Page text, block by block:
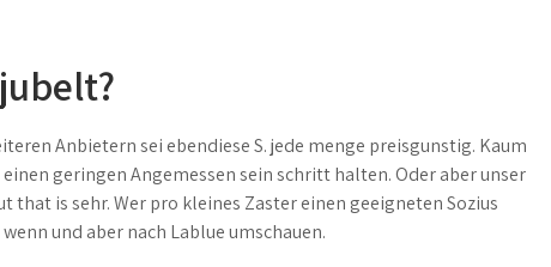
Anbietern sei ebendiese S. jede menge preisgunstig. Kaum
geringen Angemessen sein schritt halten. Oder aber unser
is sehr. Wer pro kleines Zaster einen geeigneten Sozius
und aber nach Lablue umschauen.